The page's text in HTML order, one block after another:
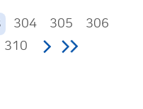
304 305
306
310